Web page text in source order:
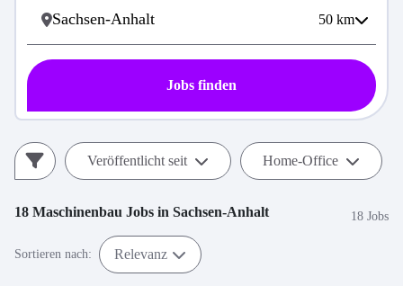
50 km
Jobs finden
Veröffentlicht seit Home-Office
18 Maschinenbau Jobs in Sachsen-Anhalt 18 Jobs
Sortieren nach: Relevanz